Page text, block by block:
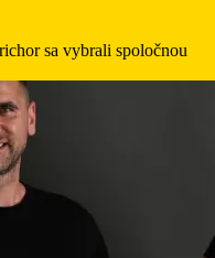
sa vybrali spoločnou